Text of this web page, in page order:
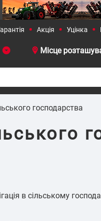
+38 (050)-
господарства
в сільському